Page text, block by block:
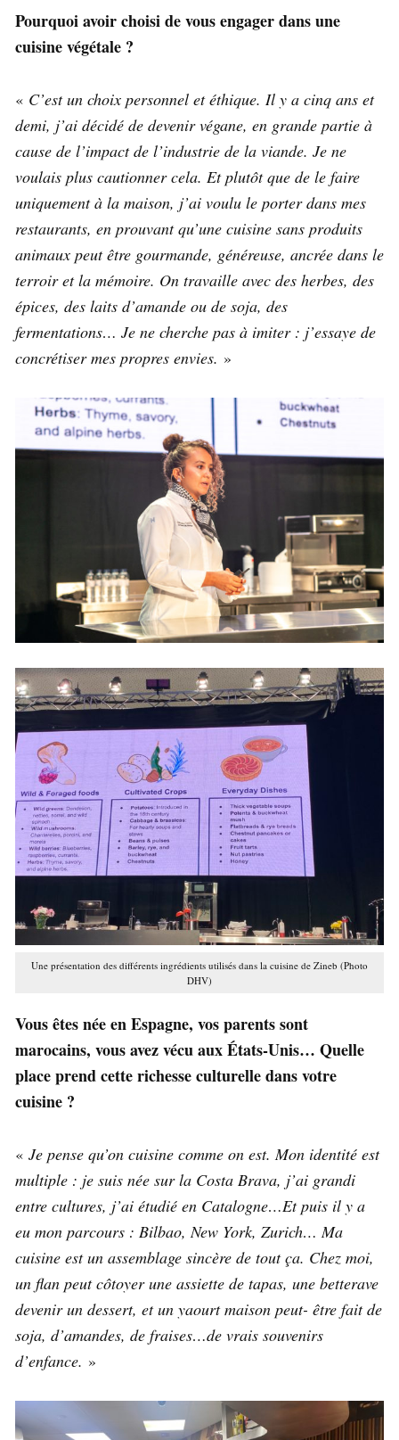
Pourquoi avoir choisi de vous engager dans une
cuisine végétale ?
« C’est un choix personnel et éthique. Il y a cinq ans et
demi, j’ai décidé de devenir végane, en grande partie à
cause de l’impact de l’industrie de la viande. Je ne
voulais plus cautionner cela. Et plutôt que de le faire
uniquement à la maison, j’ai voulu le porter dans mes
restaurants, en prouvant qu’une cuisine sans produits
animaux peut être gourmande, généreuse, ancrée dans le
terroir et la mémoire. On travaille avec des herbes, des
épices, des laits d’amande ou de soja, des
fermentations… Je ne cherche pas à imiter : j’essaye de
concrétiser mes propres envies. »
Une présentation des différents ingrédients utilisés dans la cuisine de Zineb (Photo
DHV)
Vous êtes née en Espagne, vos parents sont
marocains, vous avez vécu aux États-Unis… Quelle
place prend cette richesse culturelle dans votre
cuisine ?
« Je pense qu’on cuisine comme on est. Mon identité est
multiple : je suis née sur la Costa Brava, j’ai grandi
entre cultures, j’ai étudié en Catalogne…Et puis il y a
eu mon parcours : Bilbao, New York, Zurich… Ma
cuisine est un assemblage sincère de tout ça. Chez moi,
un flan peut côtoyer une assiette de tapas, une betterave
devenir un dessert, et un yaourt maison peut- être fait de
soja, d’amandes, de fraises…de vrais souvenirs
d’enfance. »